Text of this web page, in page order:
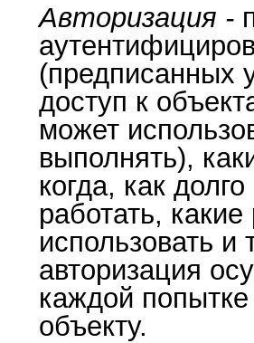
Авторизация -
(предписанных
доступ к
может
выполнять),
когда, как
работать,
использовать
авторизация
каждой попытке
объекту.